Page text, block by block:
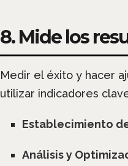
8. Mide los
Medir el éxito y hacer
utilizar indicadores
Establecimiento
Análisis y